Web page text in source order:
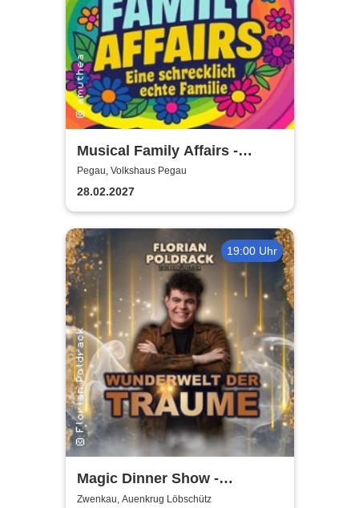
Musical Family Affairs -
präsentiert von AMuThea
Pegau, Volkshaus Pegau
28.02.2027
19:00 Uhr
Magic Dinner Show -
WUNDERWELT DER TRÄUME
Zwenkau, Auenkrug Löbschütz